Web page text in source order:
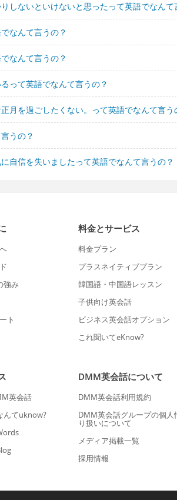
しないといけないと思ったって英語でなんて
なんて言うの？
なんて言うの？
って英語でなんて言うの？
月を過ごしたくない。って英語でなんて言う
うの？
自信を失いましたって英語でなんて言うの？
強み
ト
料金とサービス
料金プラン
プラスネイティブプラン
韓国語・中国語レッスン
子供向け英会話
ビジネス英会話オプション
これ聞いてeKnow?
英会話
んてuknow?
DMM英会話について
DMM英会話利用規約
DMM英会話グループの個人
り扱いについて
メディア掲載一覧
採用情報